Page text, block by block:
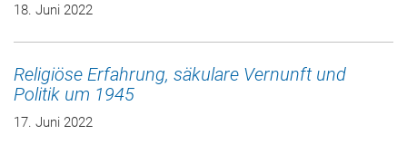
18. Juni 2022
Religiöse Erfahrung, säkulare Vernunft und
Politik um 1945
17. Juni 2022